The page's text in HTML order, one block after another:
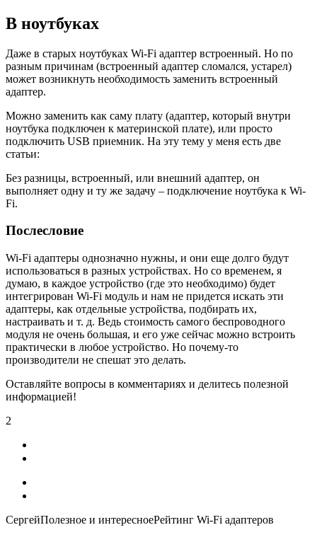
В ноутбуках
Даже в старых ноутбуках Wi-Fi адаптер встроенный. Но по
разным причинам (встроенный адаптер сломался, устарел)
может возникнуть необходимость заменить встроенный
адаптер.
Можно заменить как саму плату (адаптер, который внутри
ноутбука подключен к материнской плате), или просто
подключить USB приемник. На эту тему у меня есть две
статьи:
Без разницы, встроенный, или внешний адаптер, он
выполняет одну и ту же задачу – подключение ноутбука к Wi-
Fi.
Послесловие
Wi-Fi адаптеры однозначно нужны, и они еще долго будут
использоваться в разных устройствах. Но со временем, я
думаю, в каждое устройство (где это необходимо) будет
интегрирован Wi-Fi модуль и нам не придется искать эти
адаптеры, как отдельные устройства, подбирать их,
настраивать и т. д. Ведь стоимость самого беспроводного
модуля не очень большая, и его уже сейчас можно встроить
практически в любое устройство. Но почему-то
производители не спешат это делать.
Оставляйте вопросы в комментариях и делитесь полезной
информацией!
2
СергейПолезное и интересноеРейтинг Wi-Fi адаптеров